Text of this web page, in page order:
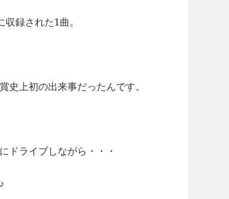
録された1曲。
史上初の出来事だったんです。
ドライブしながら・・・